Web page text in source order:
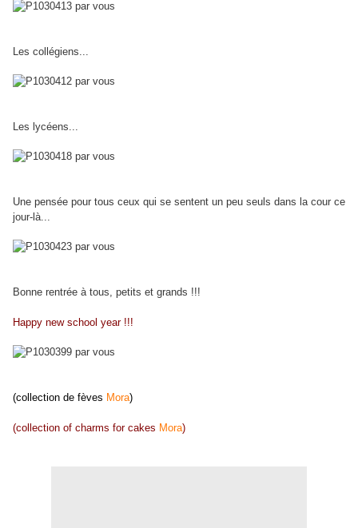
Les collégiens...
Les lycéens...
Une pensée pour tous ceux qui se sentent un peu seuls dans la cour ce
jour-là...
Bonne rentrée à tous, petits et grands !!!
Happy new school year !!!
(collection de fèves Mora)
(collection of charms for cakes Mora)